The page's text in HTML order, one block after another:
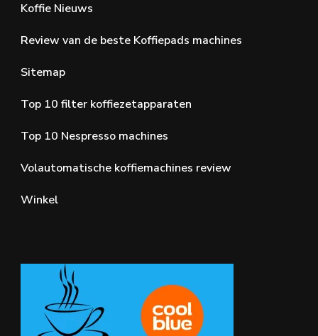
Koffie Nieuws
Review van de beste Koffiepads machines
Sitemap
Top 10 filter koffiezetapparaten
Top 10 Nespresso machines
Volautomatische koffiemachines review
Winkel